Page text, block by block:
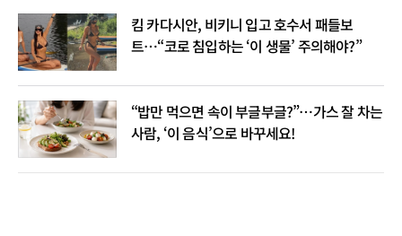
킴 카다시안, 비키니 입고 호수서 패들보
트…“코로 침입하는 ‘이 생물’ 주의해야?”
“밥만 먹으면 속이 부글부글?”…가스 잘 차는
사람, ‘이 음식’으로 바꾸세요!